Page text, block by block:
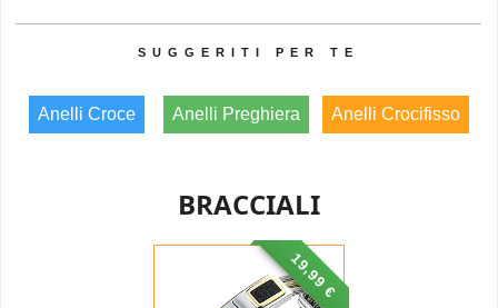
Anelli Croce Anelli Preghiera Anelli Crocifisso
BRACCIALI
19,99 €